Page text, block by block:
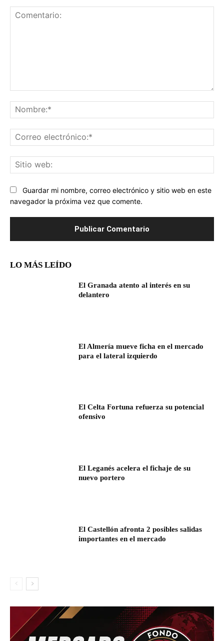
Guardar mi nombre, correo electrónico y sitio web en este
navegador la próxima vez que comente.
LO MÁS LEÍDO
El Granada atento al interés en su
delantero
El Almería mueve ficha en el mercado
para el lateral izquierdo
El Celta Fortuna refuerza su potencial
ofensivo
El Leganés acelera el fichaje de su
nuevo portero
El Castellón afronta 2 posibles salidas
importantes en el mercado